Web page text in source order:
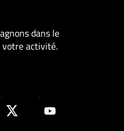
dans le
activité.